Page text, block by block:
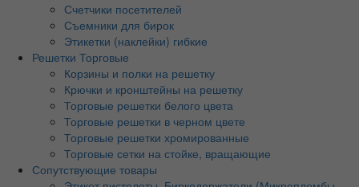
Счетчики посетителей
Съемники для бирок
Этикетки (наклейки) гибкие
Решетки Торговые
Корзины и полки на решетку
Крючки и кронштейны на решетку
Торговые решетки белого цвета
Торговые решетки в черном цвете
Торговые решетки хромированные
Торговые сетки на стойке, вращающие
Сопутствующие товары